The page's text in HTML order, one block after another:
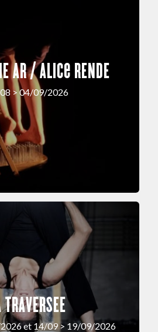
AR / Alice RENDE
> 04/09/2026
TRAVERSEE
et 14/09 > 19/09/2026